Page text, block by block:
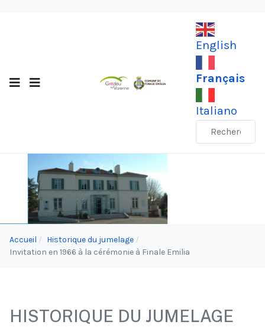
English
Français
Italiano
Accueil
Historique du jumelage
Invitation en 1966 à la cérémonie à Finale Emilia
HISTORIQUE DU JUMELAGE